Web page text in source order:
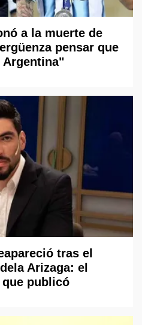
a la muerte de
pensar que
Argentina"
tras el
Arizaga: el
publicó